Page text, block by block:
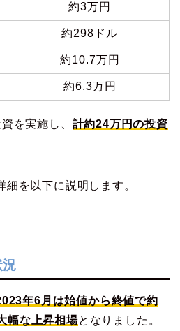
約3万円
約298ドル
約10.7万円
約6.3万円
を実施し、 計約24万円の投資
を以下に説明します。
況
年6月は始値から終値で約
幅な上昇相場となりました。